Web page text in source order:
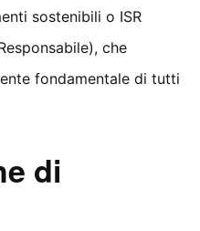
sostenibili o ISR
che
fondamentale di tutti
di